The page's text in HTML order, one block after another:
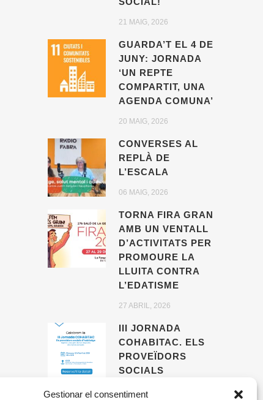
Gestionar el consentiment
21 MAIG, 2026
GUARDA’T EL 4 DE
JUNY: JORNADA
‘UN REPTE
COMPARTIT, UNA
AGENDA COMUNA’
20 MAIG, 2026
CONVERSES AL
REPLÀ DE
L’ESCALA
06 MAIG, 2026
TORNA FIRA GRAN
AMB UN VENTALL
D’ACTIVITATS PER
PROMOURE LA
LLUITA CONTRA
L’EDATISME
27 ABRIL, 2026
III JORNADA
COHABITAC. ELS
PROVEÏDORS
SOCIALS